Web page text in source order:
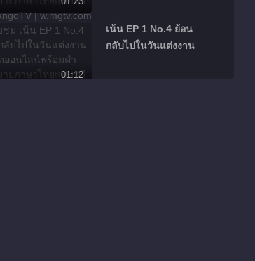
01:12
เน้น EP 1 No.4 ย้อน
กลับไปในวันแต่งงาน